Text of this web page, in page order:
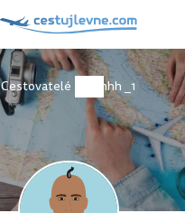
Cestovatelé hhh _1